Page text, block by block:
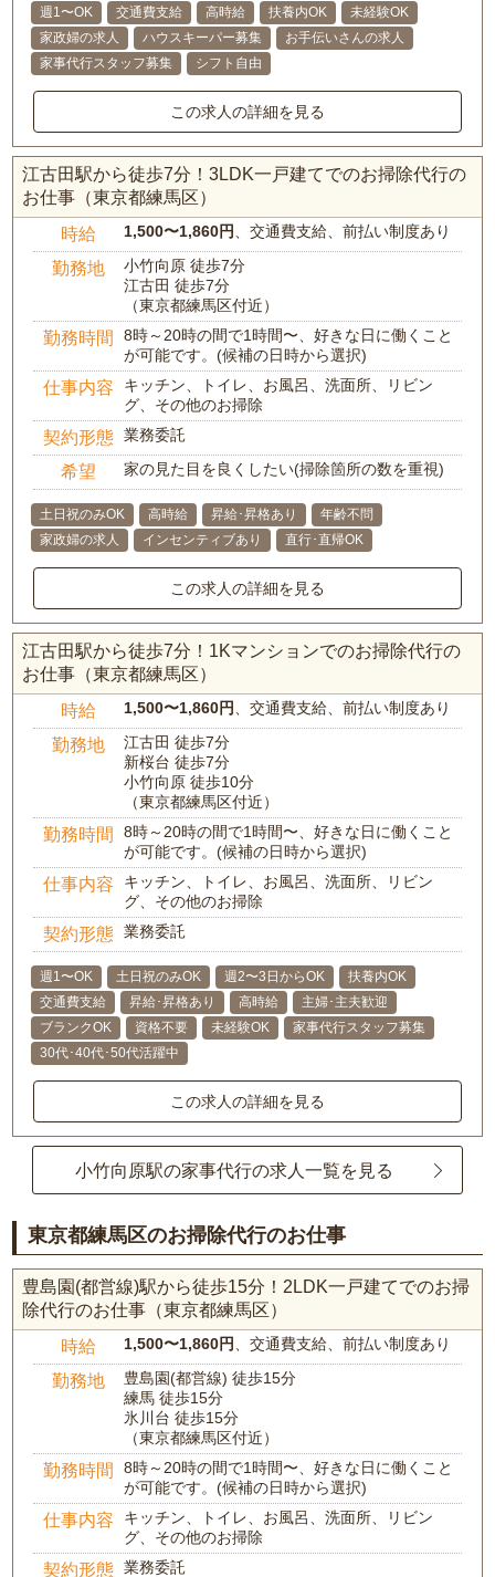
週1〜OK 交通費支給 高時給 扶養内OK
未経験OK
家政婦の求人
ハウスキーパー募集
お手伝いさんの求人
家事代行スタッフ募集
シフト自由
この求人の詳細を見る
江古田駅から徒歩7分！3LDK一戸建てでのお掃除代行の
お仕事（東京都練馬区）
時給 1,500〜1,860円、交通費支給、前払い制度あり
勤務地
小竹向原 徒歩7分
江古田 徒歩7分
（東京都練馬区付近）
勤務時間
8時～20時の間で1時間〜、好きな日に働くこと
が可能です。(候補の日時から選択)
仕事内容
キッチン、トイレ、お風呂、洗面所、リビン
グ、その他のお掃除
契約形態 業務委託
希望 家の見た目を良くしたい(掃除箇所の数を重視)
土日祝のみOK 高時給 昇給･昇格あり
年齢不問
家政婦の求人
インセンティブあり 直行･直帰OK
この求人の詳細を見る
江古田駅から徒歩7分！1Kマンションでのお掃除代行の
お仕事（東京都練馬区）
時給 1,500〜1,860円、交通費支給、前払い制度あり
勤務地
江古田 徒歩7分
新桜台 徒歩7分
小竹向原 徒歩10分
（東京都練馬区付近）
勤務時間
8時～20時の間で1時間〜、好きな日に働くこと
が可能です。(候補の日時から選択)
仕事内容
キッチン、トイレ、お風呂、洗面所、リビン
グ、その他のお掃除
契約形態 業務委託
週1〜OK 土日祝のみOK 週2〜3日からOK
扶養内OK
交通費支給
昇給･昇格あり 高時給
主婦･主夫歓迎
ブランクOK
資格不要 未経験OK
家事代行スタッフ募集
30代･40代･50代活躍中
この求人の詳細を見る
小竹向原駅の家事代行の求人一覧を見る
東京都練馬区のお掃除代行のお仕事
豊島園(都営線)駅から徒歩15分！2LDK一戸建てでのお掃
除代行のお仕事（東京都練馬区）
時給 1,500〜1,860円 、交通費支給、前払い制度あり
勤務地
豊島園(都営線) 徒歩15分
練馬 徒歩15分
氷川台 徒歩15分
（東京都練馬区付近）
勤務時間
8時～20時の間で1時間〜、好きな日に働くこと
が可能です。(候補の日時から選択)
仕事内容
キッチン、トイレ、お風呂、洗面所、リビン
グ、その他のお掃除
契約形態 業務委託